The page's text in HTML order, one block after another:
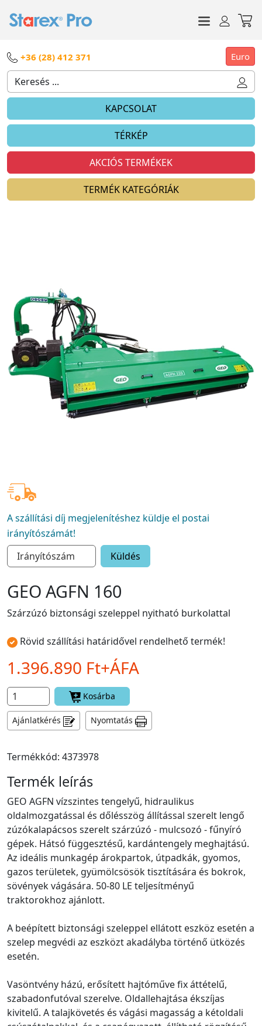
+36 (28) 412 371 Euro
KAPCSOLAT
TÉRKÉP
AKCIÓS TERMÉKEK
TERMÉK KATEGÓRIÁK
A szállítási díj megjelenítéshez küldje el postai
irányítószámát!
Küldés
GEO AGFN 160
Szárzúzó biztonsági szeleppel nyitható burkolattal
Rövid szállítási határidővel rendelhető termék!
1.396.890 Ft+ÁFA
Kosárba
Ajánlatkérés Nyomtatás
Termékkód: 4373978
Termék leírás
GEO AGFN vízszintes tengelyű, hidraulikus
oldalmozgatással és dőlésszög állítással szerelt lengő
zúzókalapácsos szerelt szárzúzó - mulcsozó - fűnyíró
gépek. Hátsó függesztésű, kardántengely meghajtású.
Az ideális munkagép árokpartok, útpadkák, gyomos,
gazos területek, gyümölcsösök tisztítására és bokrok,
sövények vágására. 50-80 LE teljesítményű
traktorokhoz ajánlott.
A beépített biztonsági szeleppel ellátott eszköz esetén a
szelep megvédi az eszközt akadályba történő ütközés
esetén.
Vasöntvény házú, erősített hajtóműve fix áttételű,
szabadonfutóval szerelve. Oldallehajtása ékszíjas
kivitelű. A talajkövetés és vágási magasság a kétoldali